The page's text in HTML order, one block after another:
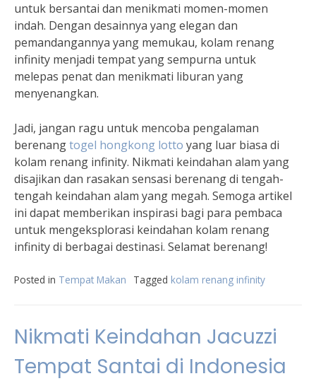
untuk bersantai dan menikmati momen-momen
indah. Dengan desainnya yang elegan dan
pemandangannya yang memukau, kolam renang
infinity menjadi tempat yang sempurna untuk
melepas penat dan menikmati liburan yang
menyenangkan.
Jadi, jangan ragu untuk mencoba pengalaman
berenangtogel hongkong lotto yang luar biasa di
kolam renang infinity. Nikmati keindahan alam yang
disajikan dan rasakan sensasi berenang di tengah-
tengah keindahan alam yang megah. Semoga artikel
ini dapat memberikan inspirasi bagi para pembaca
untuk mengeksplorasi keindahan kolam renang
infinity di berbagai destinasi. Selamat berenang!
Posted in Tempat Makan Tagged kolam renang infinity
Nikmati Keindahan Jacuzzi
Tempat Santai di Indonesia